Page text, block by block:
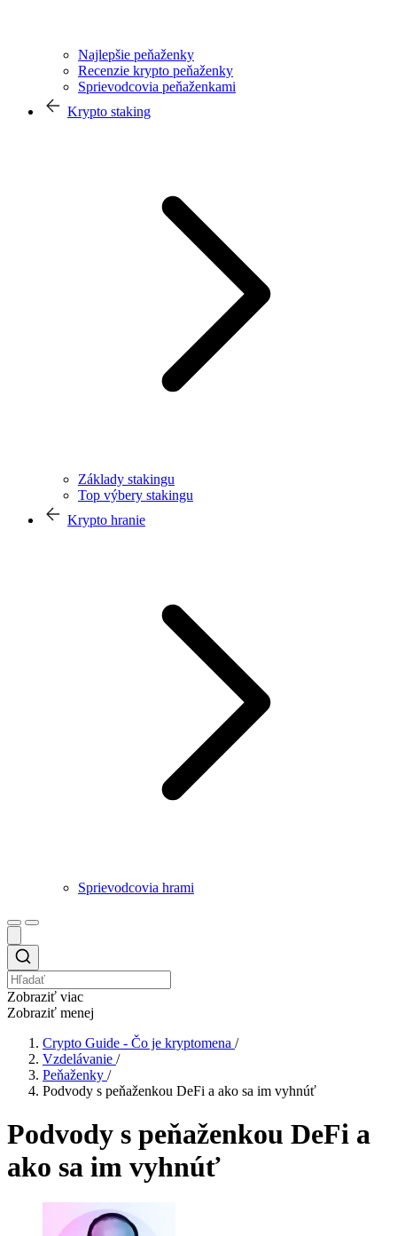
Najlepšie peňaženky
Recenzie krypto peňaženky
Sprievodcovia peňaženkami
Krypto staking
Základy stakingu
Top výbery stakingu
Krypto hranie
Sprievodcovia hrami
Zobraziť viac
Zobraziť menej
Crypto Guide - Čo je kryptomena /
Vzdelávanie /
Peňaženky /
Podvody s peňaženkou DeFi a ako sa im vyhnúť
Podvody s peňaženkou DeFi a
ako sa im vyhnúť